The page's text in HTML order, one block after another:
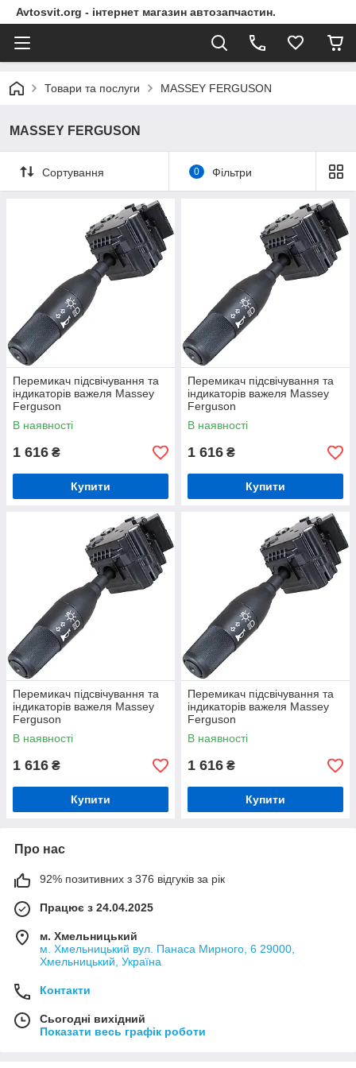
Avtosvit.org - інтернет магазин автозапчастин.
Товари та послуги MASSEY FERGUSON
MASSEY FERGUSON
Сортування 0 Фільтри
Перемикач підсвічування та
індикаторів важеля Massey
Ferguson
В наявності
1 616 ₴
Купити
Перемикач підсвічування та
індикаторів важеля Massey
Ferguson
В наявності
1 616 ₴
Купити
Перемикач підсвічування та
індикаторів важеля Massey
Ferguson
В наявності
1 616 ₴
Купити
Перемикач підсвічування та
індикаторів важеля Massey
Ferguson
В наявності
1 616 ₴
Купити
Про нас
92% позитивних з 376 відгуків за рік
Працює з 24.04.2025
м. Хмельницький
м. Хмельницький вул. Панаса Мирного, 6 29000,
Хмельницький, Україна
Контакти
Сьогодні вихідний
Показати весь графік роботи